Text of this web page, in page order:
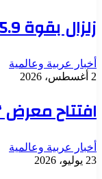
زلزال بقوة 5.9 ريختر يضرب شرق القاهرة فجر اليوم.. ولا خسائر حتى الآن
أخبار عربية وعالمية
2 أغسطس، 2026
افتتاح معرض
أخبار عربية وعالمية
23 يوليو، 2026